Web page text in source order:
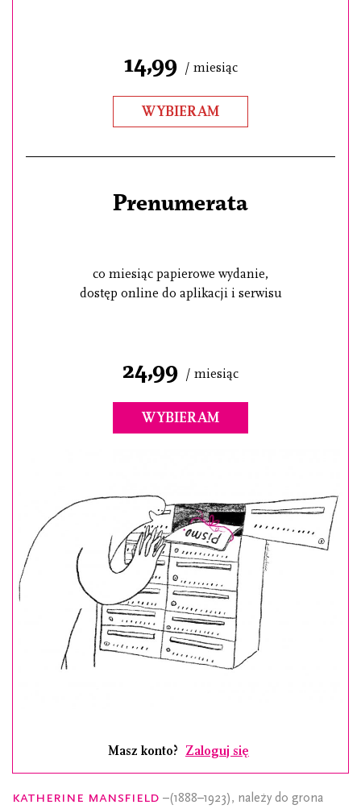
14,99 / miesiąc
WYBIERAM
Prenumerata
co miesiąc papierowe wydanie,
dostęp online do aplikacji i serwisu
24,99 / miesiąc
WYBIERAM
Masz konto? Zaloguj się
Katherine Mansfield –(1888–1923), należy do grona